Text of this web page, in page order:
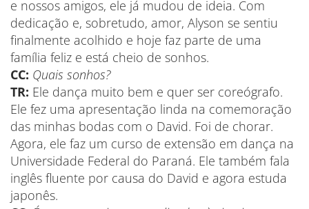
e nossos amigos, ele já mudou de ideia. Com
dedicação e, sobretudo, amor, Alyson se sentiu
finalmente acolhido e hoje faz parte de uma
família feliz e está cheio de sonhos.
CC: Quais sonhos?
TR: Ele dança muito bem e quer ser coreógrafo.
Ele fez uma apresentação linda na comemoração
das minhas bodas com o David. Foi de chorar.
Agora, ele faz um curso de extensão em dança na
Universidade Federal do Paraná. Ele também fala
inglês fluente por causa do David e agora estuda
japonês.